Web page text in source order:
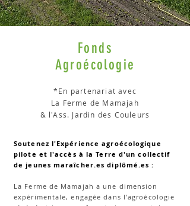
Fonds
Agroécologie
*En partenariat avec
La Ferme de Mamajah
& l'Ass. Jardin des Couleurs
Soutenez l'Expérience agroécologique
pilote et l'accès à la Terre d'un collectif
de jeunes maraîcher.es diplômé.es :
La Ferme de Mamajah a une dimension
expérimentale, engagée dans l’agroécologie